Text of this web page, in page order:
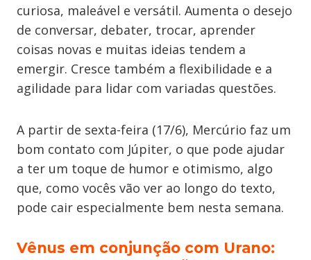
curiosa, maleável e versátil. Aumenta o desejo
de conversar, debater, trocar, aprender
coisas novas e muitas ideias tendem a
emergir. Cresce também a flexibilidade e a
agilidade para lidar com variadas questões.
A partir de sexta-feira (17/6), Mercúrio faz um
bom contato com Júpiter, o que pode ajudar
a ter um toque de humor e otimismo, algo
que, como vocês vão ver ao longo do texto,
pode cair especialmente bem nesta semana.
Vênus em conjunção com Urano: